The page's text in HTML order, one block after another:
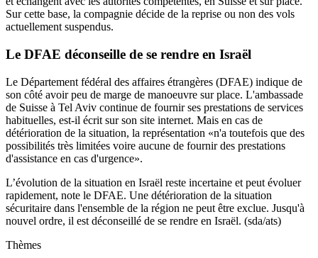
Sur cette base, la compagnie décide de la reprise ou non des vols
actuellement suspendus.
Le DFAE déconseille de se rendre en Israël
Le Département fédéral des affaires étrangères (DFAE) indique de
son côté avoir peu de marge de manoeuvre sur place. L'ambassade
de Suisse à Tel Aviv continue de fournir ses prestations de services
habituelles, est-il écrit sur son site internet. Mais en cas de
détérioration de la situation, la représentation «n'a toutefois que des
possibilités très limitées voire aucune de fournir des prestations
d'assistance en cas d'urgence».
L’évolution de la situation en Israël reste incertaine et peut évoluer
rapidement, note le DFAE. Une détérioration de la situation
sécuritaire dans l'ensemble de la région ne peut être exclue. Jusqu'à
nouvel ordre, il est déconseillé de se rendre en Israël. (sda/ats)
Thèmes